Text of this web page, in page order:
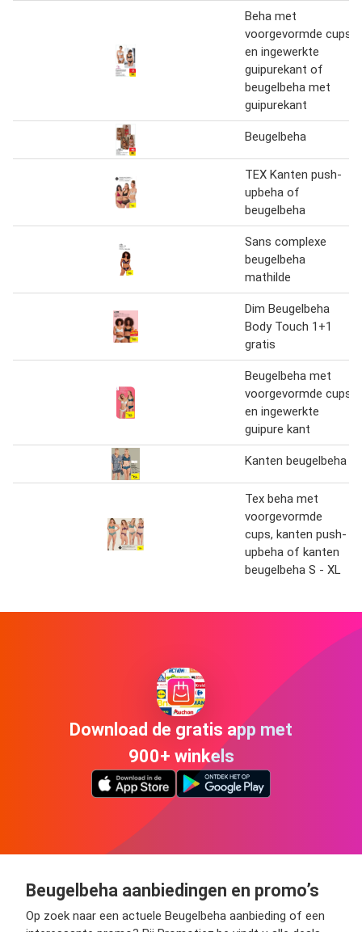
Beha met
voorgevormde cups
en ingewerkte
guipurekant of
beugelbeha met
guipurekant
Beugelbeha
TEX Kanten push-
upbeha of
beugelbeha
Sans complexe
beugelbeha
mathilde
Dim Beugelbeha
Body Touch 1+1
gratis
Beugelbeha met
voorgevormde cups
en ingewerkte
guipure kant
Kanten beugelbeha
Tex beha met
voorgevormde
cups, kanten push-
upbeha of kanten
beugelbeha S - XL
Download de gratis app met
900+ winkels
Beugelbeha aanbiedingen en promo’s
Op zoek naar een actuele Beugelbeha aanbieding of een